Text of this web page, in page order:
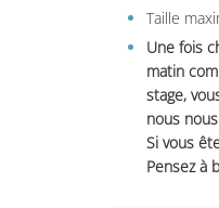
Taille
Une fois
matin
stage,
nous
Si vous
Pensez à